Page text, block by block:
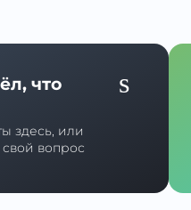
что
здесь, или
вопрос